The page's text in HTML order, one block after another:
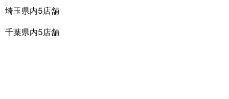
埼玉県内5店舗
千葉県内5店舗